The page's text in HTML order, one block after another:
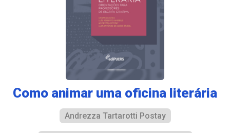
Como animar uma oficina literária
Andrezza Tartarotti Postay